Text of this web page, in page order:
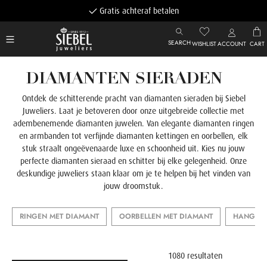
Gratis achteraf betalen
SEARCHWISHLISTACCOUNT CART
DIAMANTEN SIERADEN
Ontdek de schitterende pracht van diamanten sieraden bij Siebel
Juweliers. Laat je betoveren door onze uitgebreide collectie met
adembenemende diamanten juwelen. Van elegante diamanten ringen
en armbanden tot verfijnde diamanten kettingen en oorbellen, elk
stuk straalt ongeëvenaarde luxe en schoonheid uit. Kies nu jouw
perfecte diamanten sieraad en schitter bij elke gelegenheid. Onze
deskundige juweliers staan klaar om je te helpen bij het vinden van
jouw droomstuk.
RINGEN MET DIAMANT OORBELLEN MET DIAMANT
1080 resultaten